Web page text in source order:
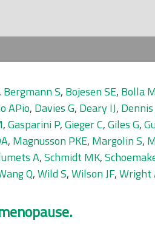
, Bergmann S, Bojesen SE, Bolla
APio, Davies G, Deary IJ, Dennis
,Gasparini P,Gieger C,Giles G,
, Magnusson PKE, Margolin S,
A,Schmidt MK,
Q,Wild S,Wilson JF,Wright